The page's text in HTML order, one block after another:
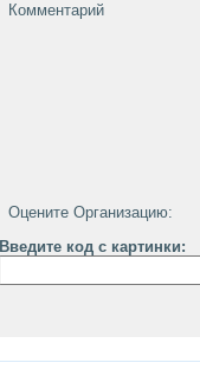
Комментарий
Оцените Организацию:
Введите код с картинки: